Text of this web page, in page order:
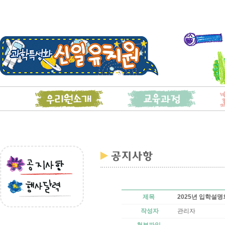
제목 2025년 입학설명
작성자 관리자